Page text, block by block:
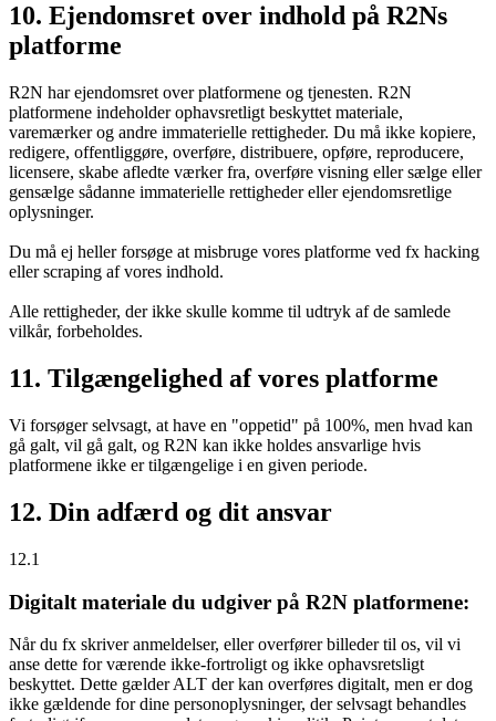
10. Ejendomsret over indhold på R2Ns
platforme
R2N har ejendomsret over platformene og tjenesten. R2N
platformene indeholder ophavsretligt beskyttet materiale,
varemærker og andre immaterielle rettigheder. Du må ikke kopiere,
redigere, offentliggøre, overføre, distribuere, opføre, reproducere,
licensere, skabe afledte værker fra, overføre visning eller sælge eller
gensælge sådanne immaterielle rettigheder eller ejendomsretlige
oplysninger.
Du må ej heller forsøge at misbruge vores platforme ved fx hacking
eller scraping af vores indhold.
Alle rettigheder, der ikke skulle komme til udtryk af de samlede
vilkår, forbeholdes.
11. Tilgængelighed af vores platforme
Vi forsøger selvsagt, at have en "oppetid" på 100%, men hvad kan
gå galt, vil gå galt, og R2N kan ikke holdes ansvarlige hvis
platformene ikke er tilgængelige i en given periode.
12. Din adfærd og dit ansvar
12.1
Digitalt materiale du udgiver på R2N platformene:
Når du fx skriver anmeldelser, eller overfører billeder til os, vil vi
anse dette for værende ikke-fortroligt og ikke ophavsretsligt
beskyttet. Dette gælder ALT der kan overføres digitalt, men er dog
ikke gældende for dine personoplysninger, der selvsagt behandles